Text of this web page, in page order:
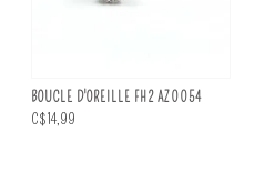
BOUCLE D'OREILLE FH2 AZ0054
C$14,99